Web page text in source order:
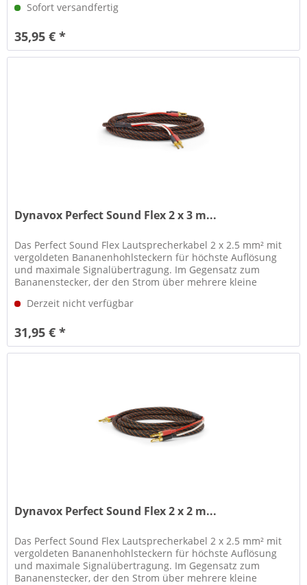
Sofort versandfertig
35,95 € *
Dynavox Perfect Sound Flex 2 x 3 m...
Das Perfect Sound Flex Lautsprecherkabel 2 x 2.5 mm² mit
vergoldeten Bananenhohlsteckern für höchste Auflösung
und maximale Signalübertragung. Im Gegensatz zum
Bananenstecker, der den Strom über mehrere kleine
Derzeit nicht verfügbar
31,95 € *
Dynavox Perfect Sound Flex 2 x 2 m...
Das Perfect Sound Flex Lautsprecherkabel 2 x 2.5 mm² mit
vergoldeten Bananenhohlsteckern für höchste Auflösung
und maximale Signalübertragung. Im Gegensatz zum
Bananenstecker, der den Strom über mehrere kleine